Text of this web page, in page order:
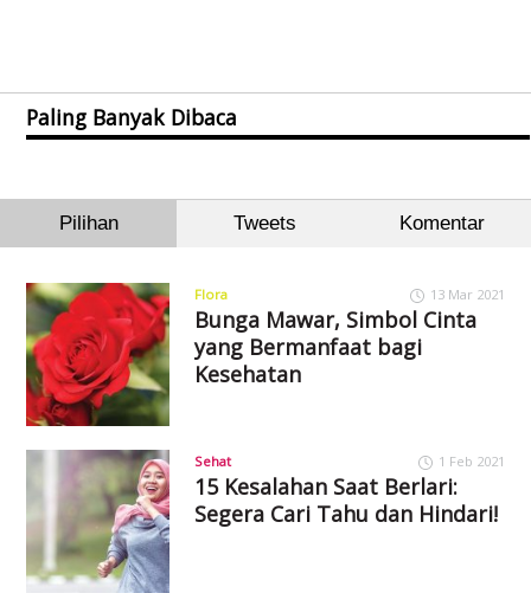
Paling Banyak Dibaca
Pilihan Tweets Komentar
Flora 13 Mar 2021
Bunga Mawar, Simbol Cinta
yang Bermanfaat bagi
Kesehatan
Sehat 1 Feb 2021
15 Kesalahan Saat Berlari:
Segera Cari Tahu dan Hindari!